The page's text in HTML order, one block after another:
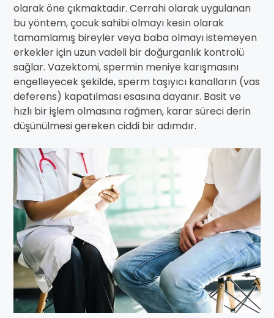
olarak öne çıkmaktadır. Cerrahi olarak uygulanan
bu yöntem, çocuk sahibi olmayı kesin olarak
tamamlamış bireyler veya baba olmayı istemeyen
erkekler için uzun vadeli bir doğurganlık kontrolü
sağlar. Vazektomi, spermin meniye karışmasını
engelleyecek şekilde, sperm taşıyıcı kanalların (vas
deferens) kapatılması esasına dayanır. Basit ve
hızlı bir işlem olmasına rağmen, karar süreci derin
düşünülmesi gereken ciddi bir adımdır.